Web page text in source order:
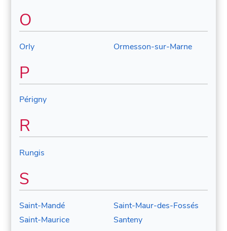
O
Orly Ormesson-sur-Marne
P
Périgny
R
Rungis
S
Saint-Mandé
Saint-Maur-des-Fossés
Saint-Maurice
Santeny